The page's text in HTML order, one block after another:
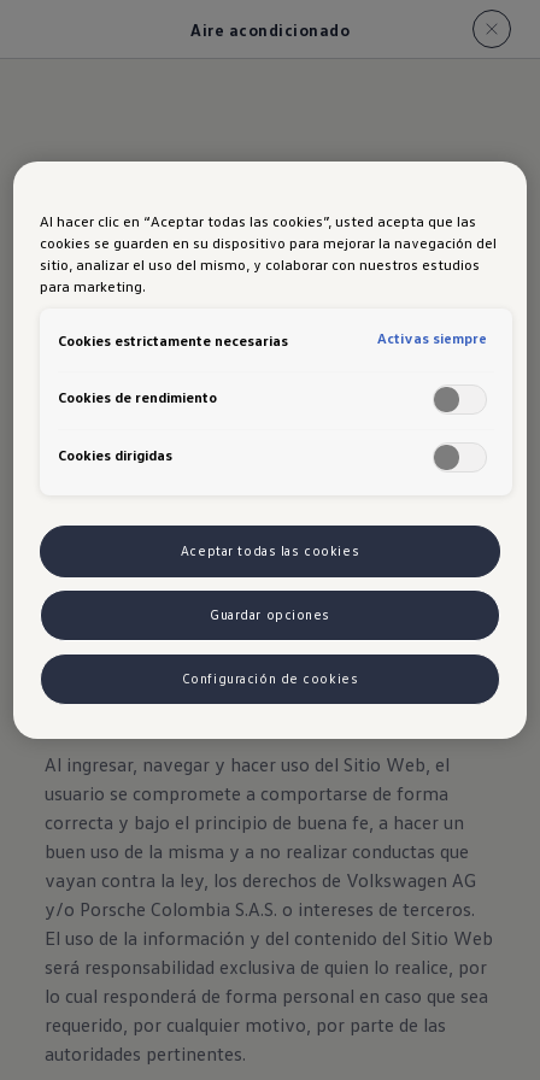
Aire acondicionado
Clima a tu
Medida
Tiguan 2025 desde su pantalla táctil.
Al ingresar, navegar y hacer uso del Sitio Web, el
usuario se compromete a comportarse de forma
correcta y bajo el principio de buena fe, a hacer un
buen uso de la misma y a no realizar conductas que
vayan contra la ley, los derechos de Volkswagen AG
y/o Porsche Colombia S.A.S. o intereses de terceros.
El uso de la información y del contenido del Sitio Web
será responsabilidad exclusiva de quien lo realice, por
lo cual responderá de forma personal en caso que sea
requerido, por cualquier motivo, por parte de las
autoridades pertinentes.
Al hacer clic en “Aceptar todas las cookies”, usted acepta que las
cookies se guarden en su dispositivo para mejorar la navegación del
sitio, analizar el uso del mismo, y colaborar con nuestros estudios
para marketing.
Cookies estrictamente necesarias Activas siempre
Cookies de rendimiento
Cookies dirigidas
Aceptar todas las cookies
Guardar opciones
Configuración de cookies